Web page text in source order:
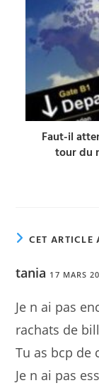
Faut-il
tour du
CET
tania 17 MARS
Je n ai pas
rachats de
Tu as bcp de
Je n ai pas